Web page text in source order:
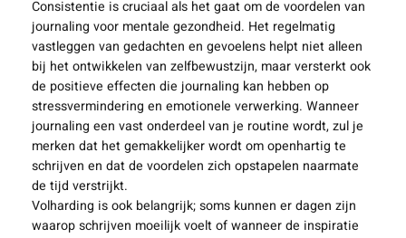
Consistentie is cruciaal als het gaat om de voordelen van
journaling voor mentale gezondheid. Het regelmatig
vastleggen van gedachten en gevoelens helpt niet alleen
bij het ontwikkelen van zelfbewustzijn, maar versterkt ook
de positieve effecten die journaling kan hebben op
stressvermindering en emotionele verwerking. Wanneer
journaling een vast onderdeel van je routine wordt, zul je
merken dat het gemakkelijker wordt om openhartig te
schrijven en dat de voordelen zich opstapelen naarmate
de tijd verstrijkt.
Volharding is ook belangrijk; soms kunnen er dagen zijn
waarop schrijven moeilijk voelt of wanneer de inspiratie